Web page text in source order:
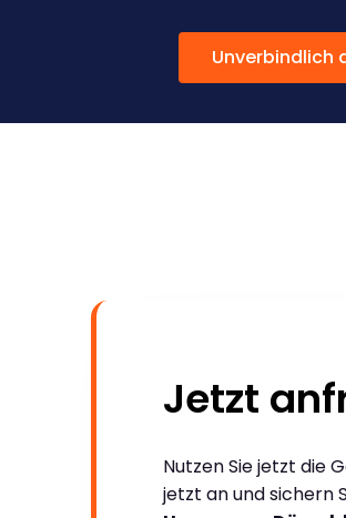
Unverbindlich
Jetzt
Nutzen Sie jetzt die
jetzt an und sichern